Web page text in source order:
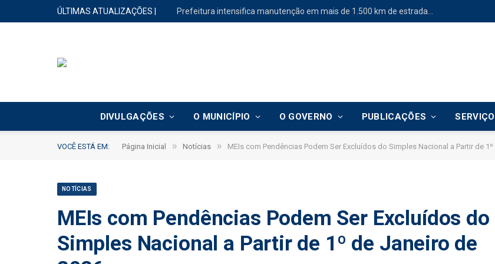
ÚLTIMAS ATUALIZAÇÕES |
DIVULGAÇÕES O MUNICÍPIO O GOVERNO PUBLICAÇÕES
VOCÊ ESTÁ EM: Página Inicial » Notícias » MEIs com Pendências Podem Ser Excluídos do Simples Nacional a Partir de
NOTÍCIAS
MEIs com Pendências Podem Ser Excluídos do
Simples Nacional a Partir de 1º de Janeiro de